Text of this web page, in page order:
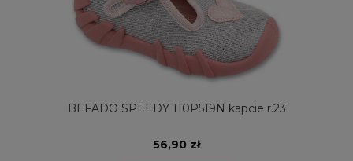
BEFADO SPEEDY 110P519N kapcie r.23
56,90 zł